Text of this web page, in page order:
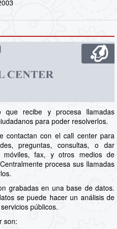
recibe y procesa llamadas
para poder resolverlos.
contactan con el call center para
preguntas, consultas, o dar
móviles, fax, y otros medios de
procesa sus llamadas
grabadas en una base de datos.
se puede hacer un análisis de
públicos.
son: